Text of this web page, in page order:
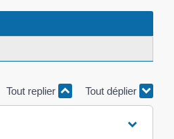
Tout replier Tout déplier